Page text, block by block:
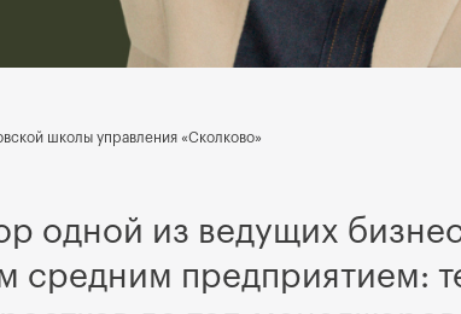
школы управления «Сколково»
одной из ведущих
средним предприятием: